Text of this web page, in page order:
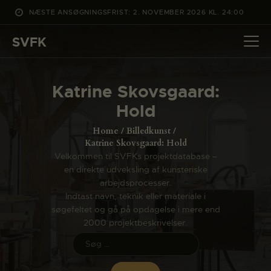
NÆSTE ANSØGNINGSFRIST: 2. NOVEMBER 2026 KL. 24:00
SVFK
Katrine Skovsgaard:
Hold
Home
Billedkunst
Katrine Skovsgaard: Hold
Velkommen til SVFKs projektdatabase –
en direkte udveksling af kunsteriske
arbejdsprocesser.
Indtast navn, teknik eller materiale i
søgefeltet og gå på opdagelse i mere end
2000 projektbeskrivelser.
DET SKER
PROJEKTER
ANSØG
OM SVFK
ENGLISH